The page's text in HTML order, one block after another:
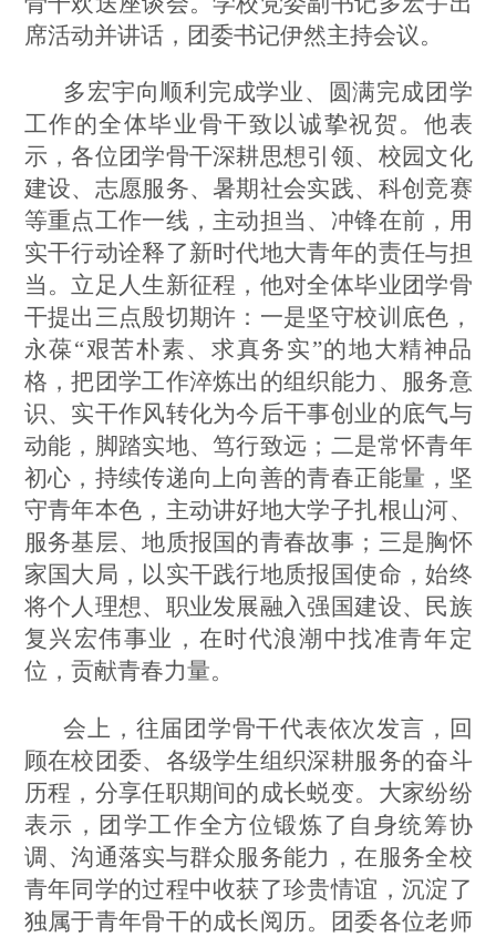
席活动并讲话，团委书记伊然主持会议。
多宏宇向顺利完成学业、圆满完成团学
工作的全体毕业骨干致以诚挚祝贺。他表
示，各位团学骨干深耕思想引领、校园文化
建设、志愿服务、暑期社会实践、科创竞赛
等重点工作一线，主动担当、冲锋在前，用
实干行动诠释了新时代地大青年的责任与担
当。立足人生新征程，他对全体毕业团学骨
干提出三点殷切期许：一是坚守校训底色，
永葆“艰苦朴素、求真务实”的地大精神品
格，把团学工作淬炼出的组织能力、服务意
识、实干作风转化为今后干事创业的底气与
动能，脚踏实地、笃行致远；二是常怀青年
初心，持续传递向上向善的青春正能量，坚
守青年本色，主动讲好地大学子扎根山河、
服务基层、地质报国的青春故事；三是胸怀
家国大局，以实干践行地质报国使命，始终
将个人理想、职业发展融入强国建设、民族
复兴宏伟事业，在时代浪潮中找准青年定
位，贡献青春力量。
会上，往届团学骨干代表依次发言，回
顾在校团委、各级学生组织深耕服务的奋斗
历程，分享任职期间的成长蜕变。大家纷纷
表示，团学工作全方位锻炼了自身统筹协
调、沟通落实与群众服务能力，在服务全校
青年同学的过程中收获了珍贵情谊，沉淀了
独属于青年骨干的成长阅历。团委各位老师